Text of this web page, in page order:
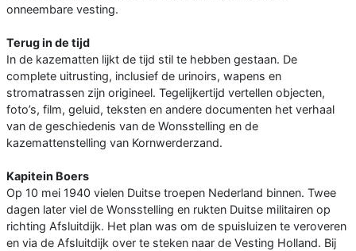
onneembare vesting.
Terug in de tijd
In de kazematten lijkt de tijd stil te hebben gestaan. De
complete uitrusting, inclusief de urinoirs, wapens en
stromatrassen zijn origineel. Tegelijkertijd vertellen objecten,
foto’s, film, geluid, teksten en andere documenten het verhaal
van de geschiedenis van de Wonsstelling en de
kazemattenstelling van Kornwerderzand.
Kapitein Boers
Op 10 mei 1940 vielen Duitse troepen Nederland binnen. Twee
dagen later viel de Wonsstelling en rukten Duitse militairen op
richting Afsluitdijk. Het plan was om de spuisluizen te veroveren
en via de Afsluitdijk over te steken naar de Vesting Holland. Bij